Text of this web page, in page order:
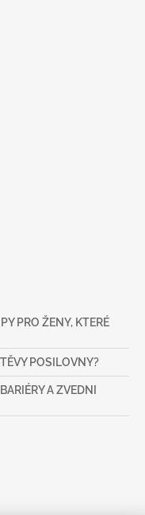
PRO ŽENY, KTERÉ
POSILOVNY?
A ZVEDNI